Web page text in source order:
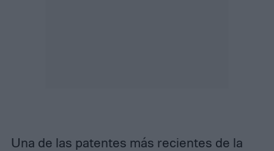
Una de las patentes más recientes de la